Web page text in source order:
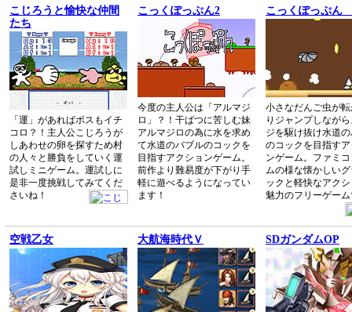
こじろうと愉快な仲間
たち
「運」があればボスもイチ
コロ？！主人公こじろうが
しあわせの卵を探すため村
の人々と勝負をしていく運
試しミニゲーム。運試しに
是非一度挑戦してみてくだ
さいね！
こっくぽっぷん2
今度の主人公は「アルマジ
ロ」？！干ばつに苦しむ妹
アルマジロの為に水を求め
て水道のバブルのコックを
目指すアクションゲーム。
前作より難易度が下がり手
軽に遊べるようになってい
ます！
こっくぽっぷ
小さなだんご虫が
りジャンプしなが
ジを駆け抜け水道
のコックを目指す
ンゲーム。ファミ
ムの様な懐かしい
ックと軽快なアク
魅力のフリーゲー
空戦乙女 大航海時代Ｖ SDガンダムOP